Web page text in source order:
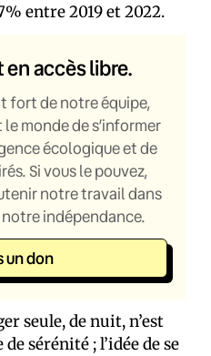
entre 2019 et 2022.
accès libre.
fort de notre équipe,
monde de s’informer
écologique et de
Si vous le pouvez,
notre travail dans
indépendance.
un don
seule, de nuit, n’est
sérénité ; l’idée de se